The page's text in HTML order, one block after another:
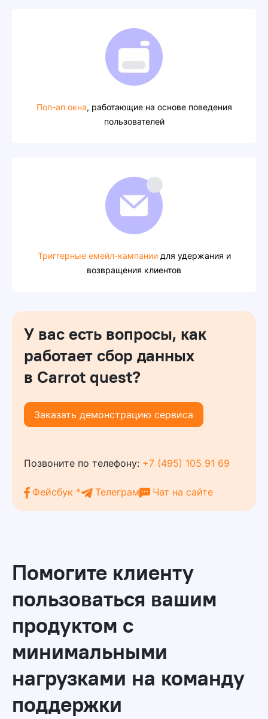
Поп-ап окна, работающие на основе поведения
пользователей
Триггерные емейл-кампаниидля удержания и
возвращения клиентов
У вас есть вопросы, как
работает сбор данных
в Carrot quest?
Заказать демонстрацию сервиса
Позвоните по телефону: +7 (495) 105 91 69
Фейсбук * Телеграм Чат на сайте
Помогите клиенту
пользоваться вашим
продуктом с
минимальными
нагрузками на команду
поддержки